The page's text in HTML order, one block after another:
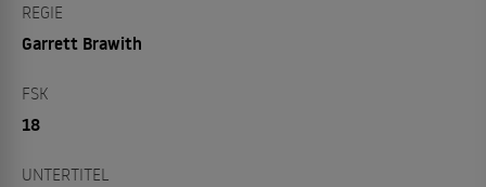
REGIE
Garrett Brawith
FSK
18
UNTERTITEL